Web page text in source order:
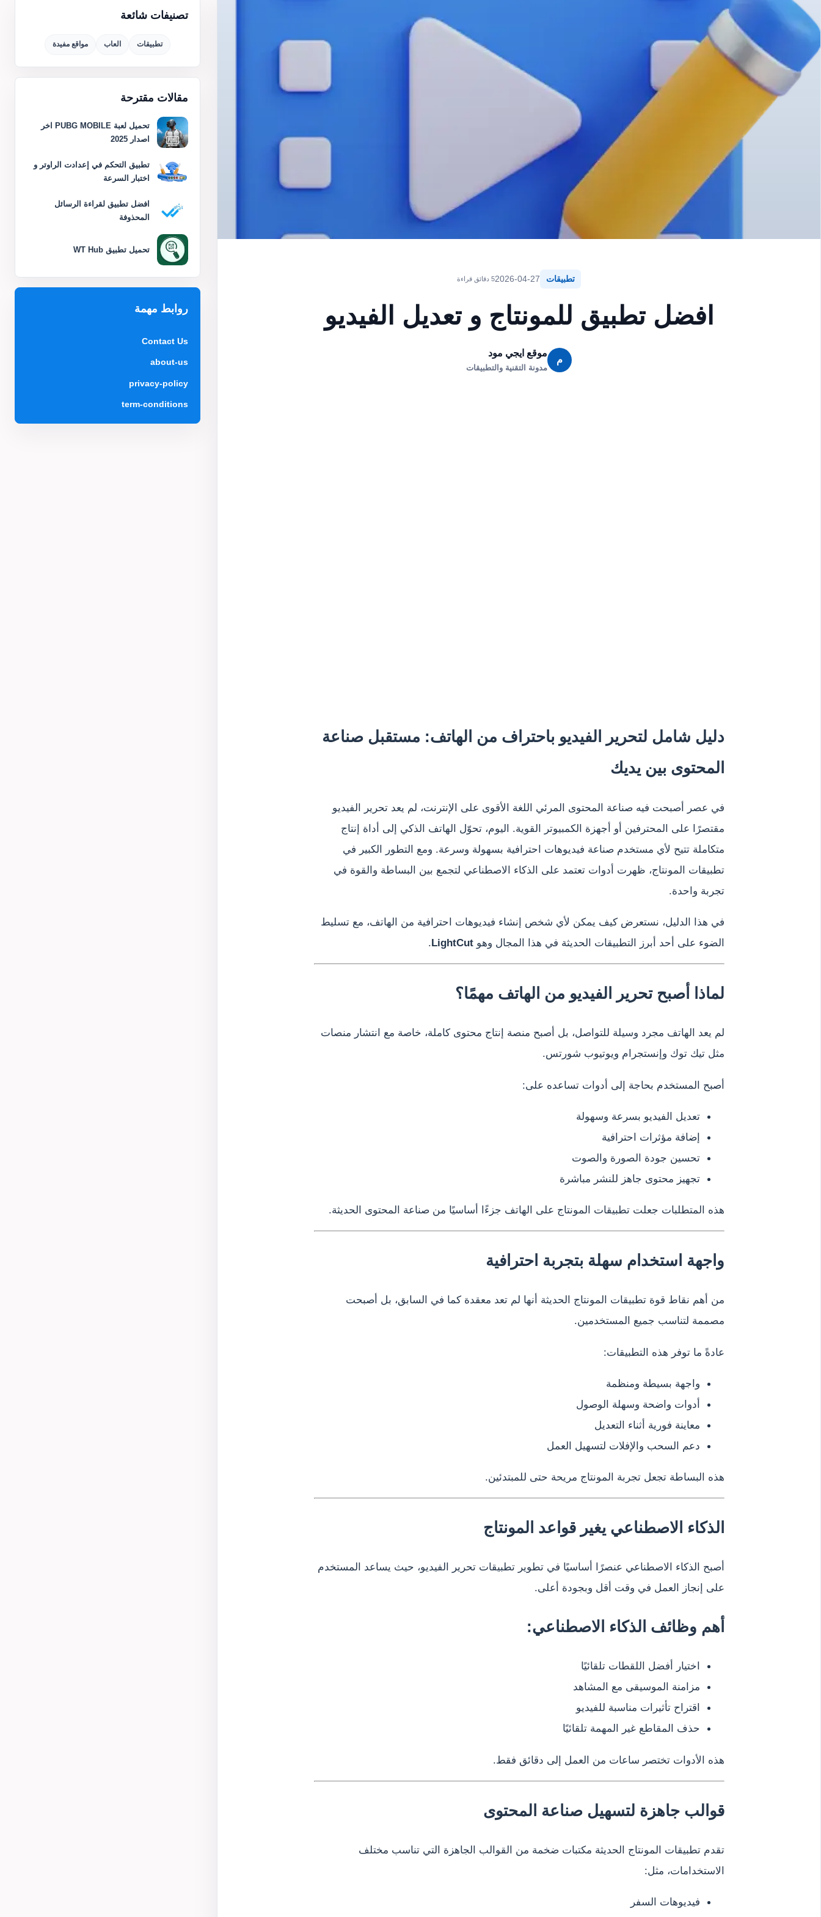
تصنيفات شائعة
تطبيقات العاب مواقع مفيدة
مقالات مقترحة
تحميل لعبة PUBG MOBILE اخر
اصدار 2025
تطبيق التحكم في إعدادت الراوتر و
اختبار السرعة
افضل تطبيق لقراءة الرسائل
المحذوفة
تحميل تطبيق WT Hub
روابط مهمة
Contact Us
about-us
privacy-policy
term-conditions
تطبيقات 2026-04-275 دقائق قراءة
افضل تطبيق للمونتاج و تعديل الفيديو
م
موقع ايجي مود
مدونة التقنية والتطبيقات
دليل شامل لتحرير الفيديو باحتراف من الهاتف: مستقبل صناعة
المحتوى بين يديك
في عصر أصبحت فيه صناعة المحتوى المرئي اللغة الأقوى على الإنترنت، لم يعد تحرير الفيديو
مقتصرًا على المحترفين أو أجهزة الكمبيوتر القوية. اليوم، تحوّل الهاتف الذكي إلى أداة إنتاج
متكاملة تتيح لأي مستخدم صناعة فيديوهات احترافية بسهولة وسرعة. ومع التطور الكبير في
تطبيقات المونتاج، ظهرت أدوات تعتمد على الذكاء الاصطناعي لتجمع بين البساطة والقوة في
تجربة واحدة.
في هذا الدليل، نستعرض كيف يمكن لأي شخص إنشاء فيديوهات احترافية من الهاتف، مع تسليط
الضوء على أحد أبرز التطبيقات الحديثة في هذا المجال وهوLightCut
.
لماذا أصبح تحرير الفيديو من الهاتف مهمًا؟
لم يعد الهاتف مجرد وسيلة للتواصل، بل أصبح منصة إنتاج محتوى كاملة، خاصة مع انتشار منصات
مثل تيك توك وإنستجرام ويوتيوب شورتس.
أصبح المستخدم بحاجة إلى أدوات تساعده على:
تعديل الفيديو بسرعة وسهولة
إضافة مؤثرات احترافية
تحسين جودة الصورة والصوت
تجهيز محتوى جاهز للنشر مباشرة
هذه المتطلبات جعلت تطبيقات المونتاج على الهاتف جزءًا أساسيًا من صناعة المحتوى الحديثة.
واجهة استخدام سهلة بتجربة احترافية
من أهم نقاط قوة تطبيقات المونتاج الحديثة أنها لم تعد معقدة كما في السابق، بل أصبحت
مصممة لتناسب جميع المستخدمين.
عادةً ما توفر هذه التطبيقات:
واجهة بسيطة ومنظمة
أدوات واضحة وسهلة الوصول
معاينة فورية أثناء التعديل
دعم السحب والإفلات لتسهيل العمل
هذه البساطة تجعل تجربة المونتاج مريحة حتى للمبتدئين.
الذكاء الاصطناعي يغير قواعد المونتاج
أصبح الذكاء الاصطناعي عنصرًا أساسيًا في تطوير تطبيقات تحرير الفيديو، حيث يساعد المستخدم
على إنجاز العمل في وقت أقل وبجودة أعلى.
أهم وظائف الذكاء الاصطناعي:
اختيار أفضل اللقطات تلقائيًا
مزامنة الموسيقى مع المشاهد
اقتراح تأثيرات مناسبة للفيديو
حذف المقاطع غير المهمة تلقائيًا
هذه الأدوات تختصر ساعات من العمل إلى دقائق فقط.
قوالب جاهزة لتسهيل صناعة المحتوى
تقدم تطبيقات المونتاج الحديثة مكتبات ضخمة من القوالب الجاهزة التي تناسب مختلف
الاستخدامات، مثل:
فيديوهات السفر